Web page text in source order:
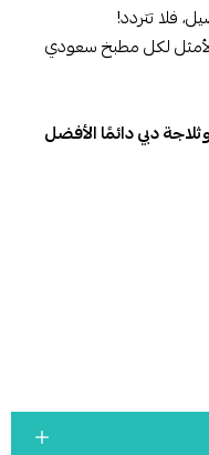
فلا تتردد!
لكل مطبخ سعودي
دبي دائمًا الأفضل